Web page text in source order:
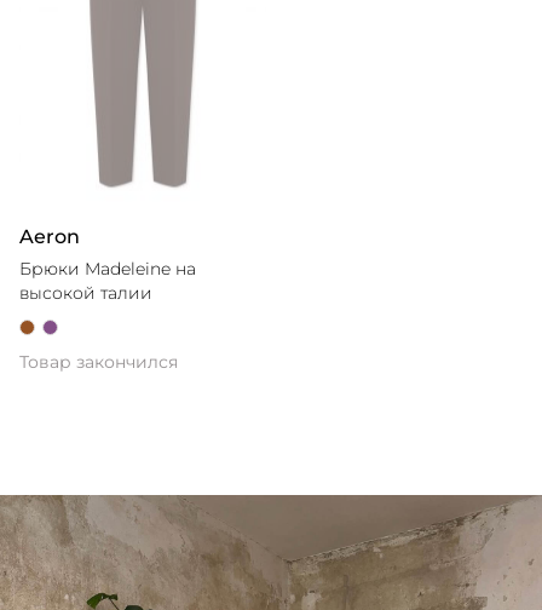
Aeron
Брюки Madeleine на
высокой талии
Товар закончился